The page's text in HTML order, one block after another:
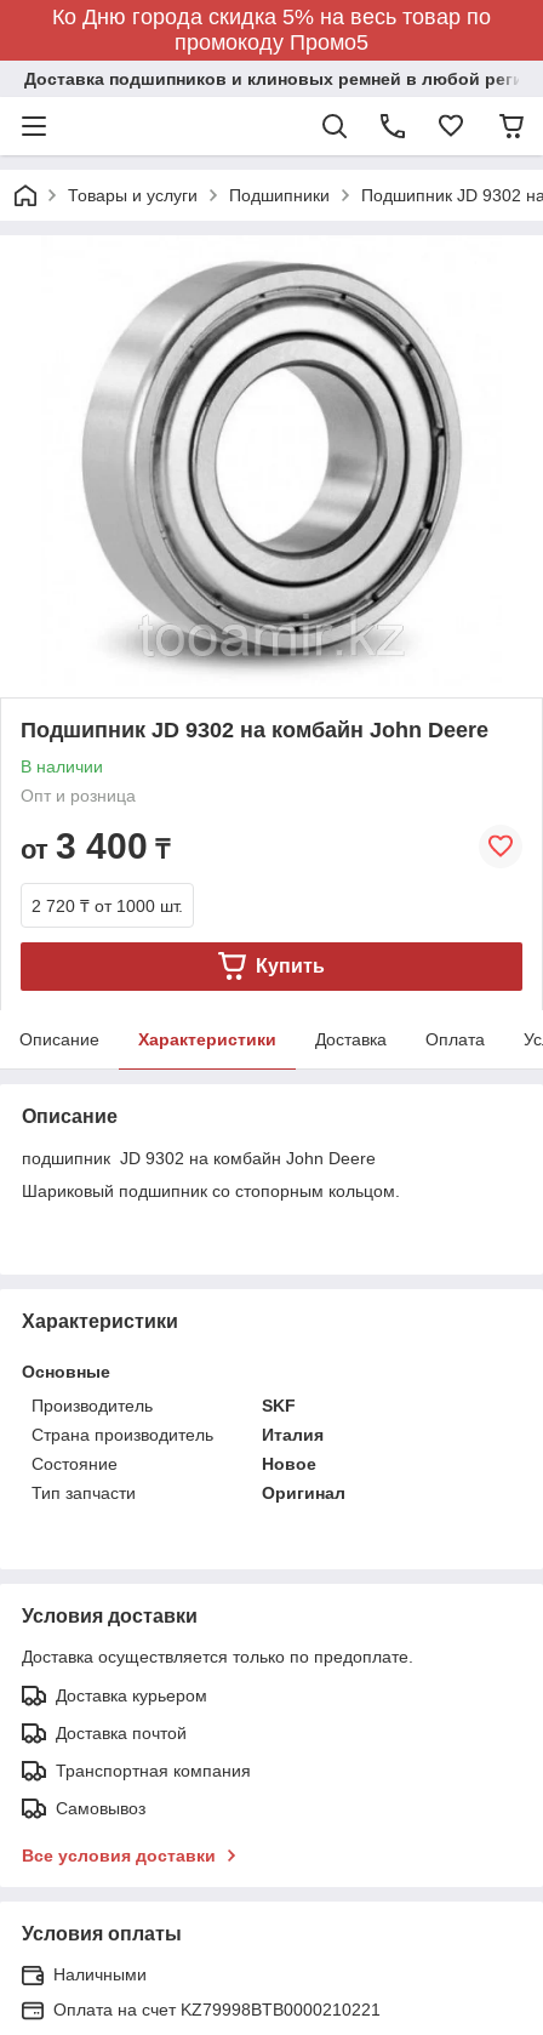
Ко Дню города скидка 5% на весь товар по
промокоду Промо5
Доставка подшипников и клиновых ремней в любой регион
Товары и услуги Подшипники Подшипник JD 9302
Подшипник JD 9302 на комбайн John Deere
В наличии
Опт и розница
от 3 400 ₸
2 720 ₸ от 1000 шт.
Купить
Описание Характеристики Доставка Оплата
Описание
подшипник JD 9302 на комбайн John Deere
Шариковый подшипник со стопорным кольцом.
Характеристики
Основные
Производитель
SKF
Страна производитель
Италия
Состояние
Новое
Тип запчасти
Оригинал
Условия доставки
Доставка осуществляется только по предоплате.
Доставка курьером
Доставка почтой
Транспортная компания
Самовывоз
Все условия доставки
Условия оплаты
Наличными
Оплата на счет KZ79998BTB0000210221